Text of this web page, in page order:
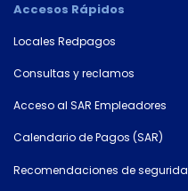
tu
Accesos Rápidos
Locales Redpagos
Consultas y reclamos
Acceso al SAR Empleadores
Calendario de Pagos (SAR)
Recomendaciones de